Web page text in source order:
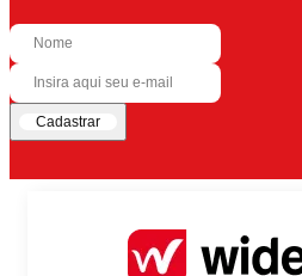
Cadastrar